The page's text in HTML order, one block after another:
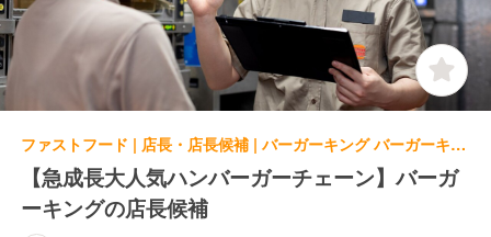
ファストフード | 店長・店長候補 | バーガーキング バーガーキング レクレ店
【急成長大人気ハンバーガーチェーン】バーガ
ーキングの店長候補